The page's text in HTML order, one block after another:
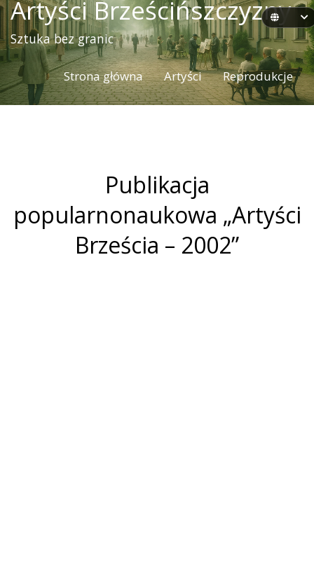
Artyści Brześcińszczyzny
Sztuka bez granic
Strona główna Artyści Reprodukcje
Publikacja
popularnonaukowa „Artyści
Brześcia – 2002”